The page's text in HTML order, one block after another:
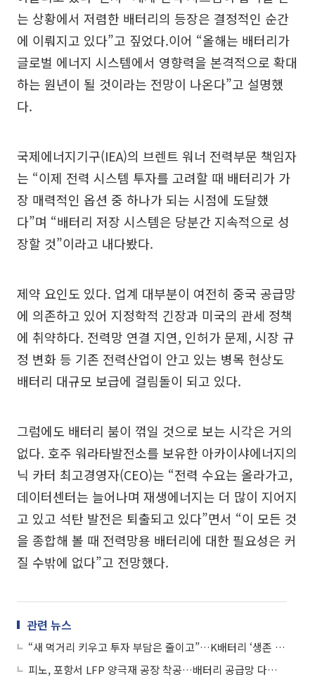
는 상황에서 저렴한 배터리의 등장은 결정적인 순간
에 이뤄지고 있다”고 짚었다.이어 “올해는 배터리가
글로벌 에너지 시스템에서 영향력을 본격적으로 확대
하는 원년이 될 것이라는 전망이 나온다”고 설명했
다.
국제에너지기구(IEA)의 브렌트 워너 전력부문 책임자
는 “이제 전력 시스템 투자를 고려할 때 배터리가 가
장 매력적인 옵션 중 하나가 되는 시점에 도달했
다”며 “배터리 저장 시스템은 당분간 지속적으로 성
장할 것”이라고 내다봤다.
제약 요인도 있다. 업계 대부분이 여전히 중국 공급망
에 의존하고 있어 지정학적 긴장과 미국의 관세 정책
에 취약하다. 전력망 연결 지연, 인허가 문제, 시장 규
정 변화 등 기존 전력산업이 안고 있는 병목 현상도
배터리 대규모 보급에 걸림돌이 되고 있다.
그럼에도 배터리 붐이 꺾일 것으로 보는 시각은 거의
없다. 호주 워라타발전소를 보유한 아카이샤에너지의
닉 카터 최고경영자(CEO)는 “전력 수요는 올라가고,
데이터센터는 늘어나며 재생에너지는 더 많이 지어지
고 있고 석탄 발전은 퇴출되고 있다”면서 “이 모든 것
을 종합해 볼 때 전력망용 배터리에 대한 필요성은 커
질 수밖에 없다”고 전망했다.
관련 뉴스
“새 먹거리 키우고 투자 부담은 줄이고”…K배터리 ‘생존 재편’
피노, 포항서 LFP 양극재 공장 착공…배터리 공급망 다각화 본격화